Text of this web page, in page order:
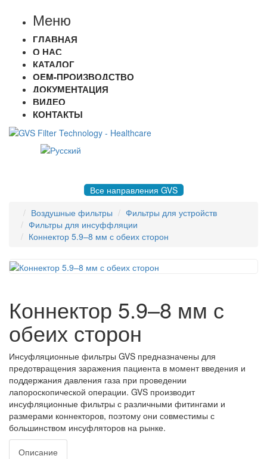
Меню
ГЛАВНАЯ
О НАС
КАТАЛОГ
OEM-ПРОИЗВОДСТВО
ДОКУМЕНТАЦИЯ
ВИДЕО
КОНТАКТЫ
Все направления GVS
Воздушные фильтры
Фильтры для устройств
Фильтры для инсуффляции
Коннектор 5.9–8 мм с обеих сторон
Коннектор 5.9–8 мм с
обеих сторон
Инсуфляционные фильтры GVS предназначены для
предотвращения заражения пациента в момент введения и
поддержания давления газа при проведении
лапороскопической операции. GVS производит
инсуфляционные фильтры с различными фитингами и
размерами коннекторов, поэтому они совместимы с
большинством инсуфляторов на рынке.
Описание